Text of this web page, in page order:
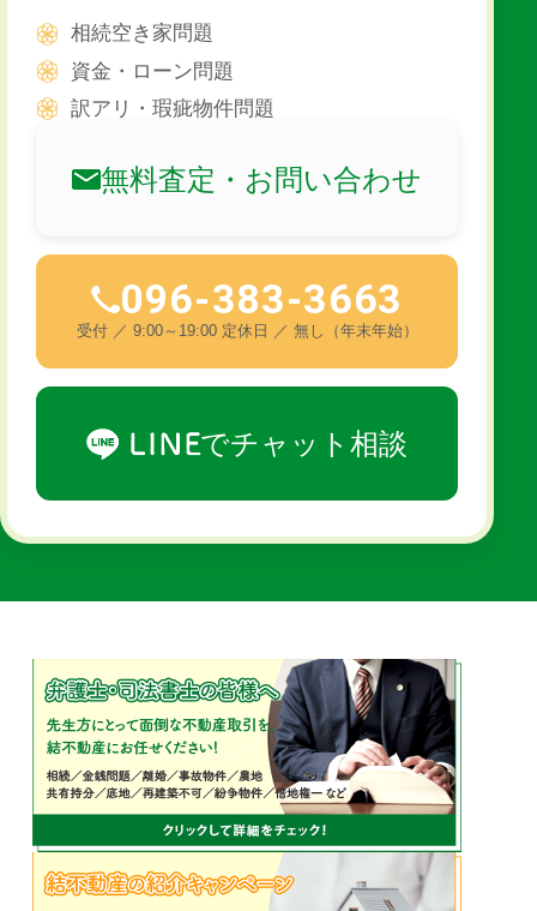
相続空き家問題
資金・ローン問題
訳アリ・瑕疵物件問題
無料査定・お問い合わせ
096-383-3663
受付 ／ 9:00～19:00 定休日 ／ 無し（年末年始）
でチャット相談